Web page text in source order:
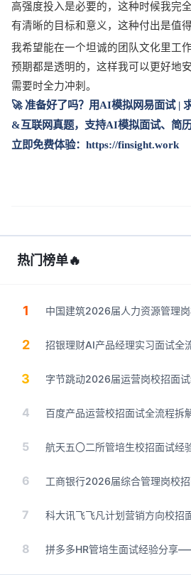
高强度投入是必要的，这种时候我完
有清晰的目标和意义，这种付出是值得
我希望能在一个坦诚的团队文化里工
预期都是透明的，这样我可以更好地
需要时全力冲刺。
🚀 准备好了吗？用AI模拟网易面试 |
&互联网真题，支持AI模拟面试、简
立即免费体验： https://finsight.work
热门榜单🔥
1
中国建筑2026届人力资源管理
2
招银理财AI产品经理实习面试
3
字节跳动2026届运营岗校招面
4
百度产品运营校招面试全流程
5
航天五〇二所管培生校招面试
6
工商银行2026届综合管理岗校
7
科大讯飞飞凡计划营销方向校
8
拼多多HR管培生面试经验分享